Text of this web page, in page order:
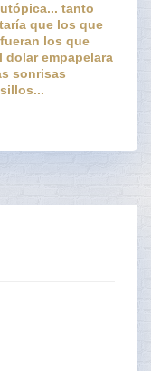
tanto
que los que
los que
dolar empapelara
sonrisas